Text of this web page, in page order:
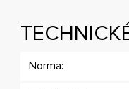
Norma: